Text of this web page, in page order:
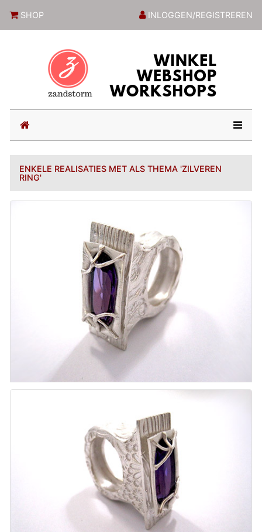
SHOP INLOGGEN/REGISTREREN
(current)
ENKELE REALISATIES MET ALS THEMA 'ZILVEREN
RING'